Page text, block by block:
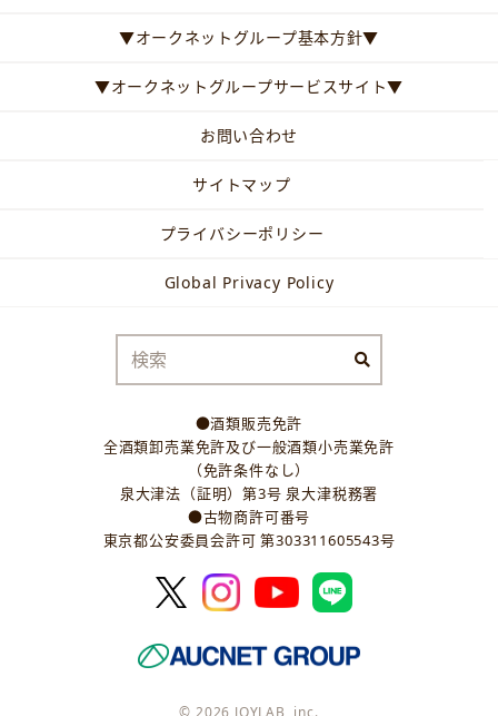
▼オークネットグループ基本方針▼
▼オークネットグループサービスサイト▼
お問い合わせ
サイトマップ
プライバシーポリシー
Global Privacy Policy
●酒類販売免許
全酒類卸売業免許及び一般酒類小売業免許
（免許条件なし）
泉大津法（証明）第3号 泉大津税務署
●古物商許可番号
東京都公安委員会許可 第303311605543号